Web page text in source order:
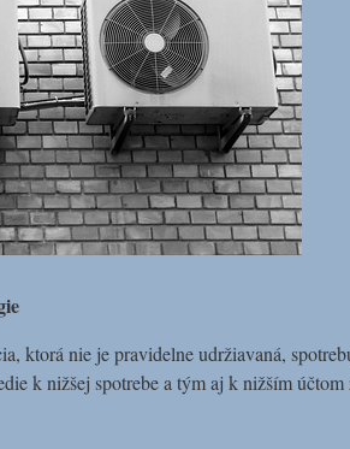
ktorá nie je pravidelne udržiavaná,
k nižšej spotrebe a tým aj k nižším